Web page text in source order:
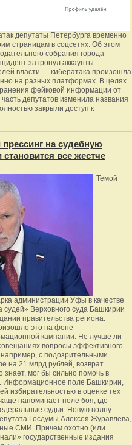
депутаты Петербурга временно
страницам в соцсетях. Об этом
собрания города
затронул аккаунты
власти — кибератака произошла
на разных платформах. В целях
фейковой информации от
депутатов изменила названия
закрыли доступ к
на судебную
все жестче
Темой
администрации Уфы в качестве
судей» Верховного суда Башкирии
правительства региона.
это на фоне
кампании. Не лучше ли
вопросы эффективного
с подозрительными
на 21 млрд рублей, возврат
знает, мог бы сильно помочь в
Информационное поле Башкирии,
избирательностью в оценке тех
напоминает поле боя, где
судьи. Новую волну
Госдумы Алексея Журавлева,
СМИ. Причем охотно (или
государственные издания